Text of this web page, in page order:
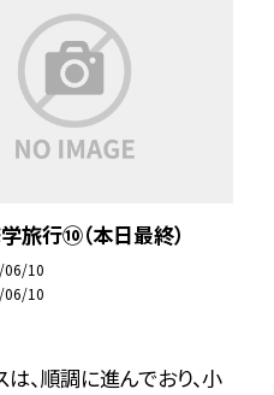
行⑩（本日最終）
06/10
06/10
、順調に進んでおり、小